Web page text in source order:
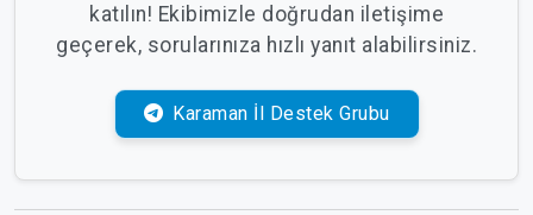
katılın! Ekibimizle doğrudan iletişime
geçerek, sorularınıza hızlı yanıt alabilirsiniz.
Karaman İl Destek Grubu